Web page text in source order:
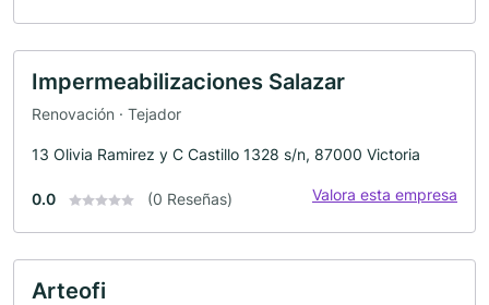
Impermeabilizaciones Salazar
Renovación · Tejador
13 Olivia Ramirez y C Castillo 1328 s/n, 87000 Victoria
0.0 (0 Reseñas) Valora esta empresa
Arteofi